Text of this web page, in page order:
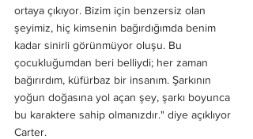
ortaya çıkıyor. Bizim için benzersiz olan
şeyimiz, hiç kimsenin bağırdığımda benim
kadar sinirli görünmüyor oluşu. Bu
çocukluğumdan beri belliydi; her zaman
bağırırdım, küfürbaz bir insanım. Şarkının
yoğun doğasına yol açan şey, şarkı boyunca
bu karaktere sahip olmanızdır." diye açıklıyor
Carter.